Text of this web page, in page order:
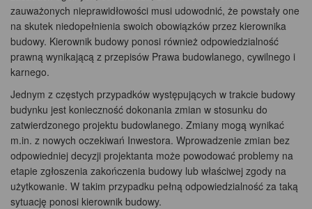
zauważonych nieprawidłowości musi udowodnić, że powstały one
na skutek niedopełnienia swoich obowiązków przez kierownika
budowy. Kierownik budowy ponosi również odpowiedzialność
prawną wynikającą z przepisów Prawa budowlanego, cywilnego i
karnego.
Jednym z częstych przypadków występujących w trakcie budowy
budynku jest konieczność dokonania zmian w stosunku do
zatwierdzonego projektu budowlanego. Zmiany mogą wynikać
m.in. z nowych oczekiwań Inwestora. Wprowadzenie zmian bez
odpowiedniej decyzji projektanta może powodować problemy na
etapie zgłoszenia zakończenia budowy lub właściwej zgody na
użytkowanie. W takim przypadku pełną odpowiedzialność za taką
sytuację ponosi kierownik budowy.